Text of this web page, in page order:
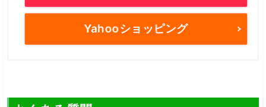
Yahooショッピング